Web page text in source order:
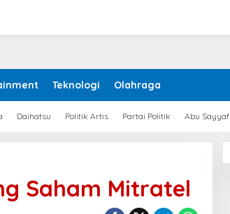
Teknologi Olahraga
Daihatsu Politik Artis Partai Politik Abu Sayyaf
Saham Mitratel